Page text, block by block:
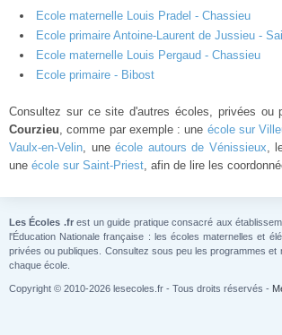
Ecole maternelle Louis Pradel - Chassieu
Ecole primaire Antoine-Laurent de Jussieu -
Ecole maternelle Louis Pergaud - Chassieu
Ecole primaire - Bibost
Consultez sur ce site d'autres écoles, privées ou
Courzieu, comme par exemple : une école sur
Vaulx-en-Velin, uneécole autours de Vénissieux,
une école sur Saint-Priest, afin de lire les
Les Écoles .frest un guide pratique consacré aux
l'Éducation Nationale française : les écoles maternelles et
privées ou publiques. Consultez sous peu les programmes et
chaque école.
Copyright © 2010-2026 lesecoles.fr - Tous droits réservés -